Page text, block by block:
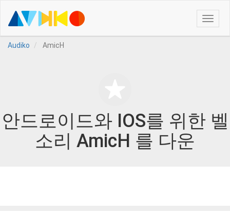
Toggle
Audiko
AmicH
안드로이드와 IOS를 위한 벨
소리 AmicH 를 다운